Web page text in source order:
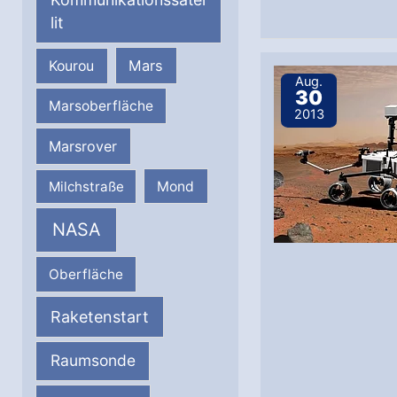
lit
Kourou Mars
Marsoberfläche
Marsrover
Milchstraße Mond
NASA
Oberfläche
Raketenstart
Raumsonde
Aug.
30
2013